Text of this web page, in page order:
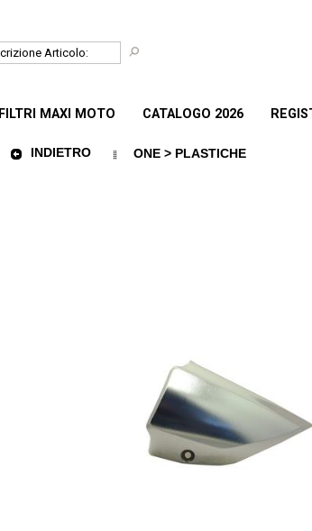
FILTRI MAXI MOTO CATALOGO 2026
INDIETRO ONE > PLASTICHE